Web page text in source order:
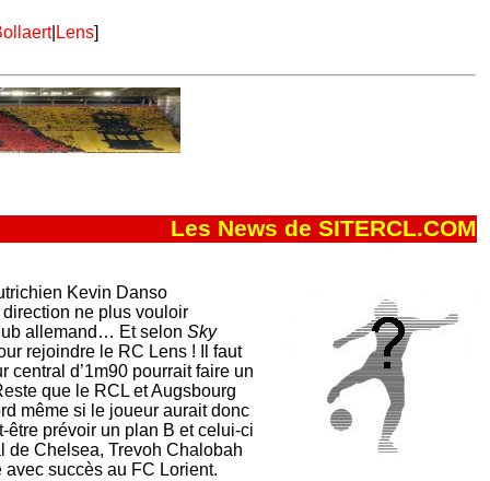
| Lens]
Les News de SITERCL.COM
Kevin Danso
ne plus vouloir
allemand… Et selon Sky
rejoindre le RC Lens ! Il faut
central d’1m90 pourrait faire un
que le RCL et Augsbourg
même si le joueur aurait donc
prévoir un plan B et celui-ci
de Chelsea, Trevoh Chalobah
succès au FC Lorient.